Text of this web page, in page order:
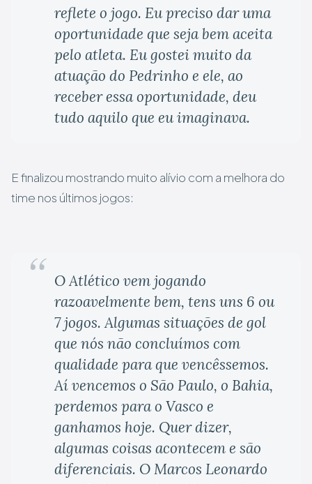
reflete o jogo. Eu preciso dar uma
oportunidade que seja bem aceita
pelo atleta. Eu gostei muito da
atuação do Pedrinho e ele, ao
receber essa oportunidade, deu
tudo aquilo que eu imaginava.
E finalizou mostrando muito alívio com a melhora do
time nos últimos jogos:
O Atlético vem jogando
razoavelmente bem, tens uns 6 ou
7 jogos. Algumas situações de gol
que nós não concluímos com
qualidade para que vencêssemos.
Aí vencemos o São Paulo, o Bahia,
perdemos para o Vasco e
ganhamos hoje. Quer dizer,
algumas coisas acontecem e são
diferenciais. O Marcos Leonardo